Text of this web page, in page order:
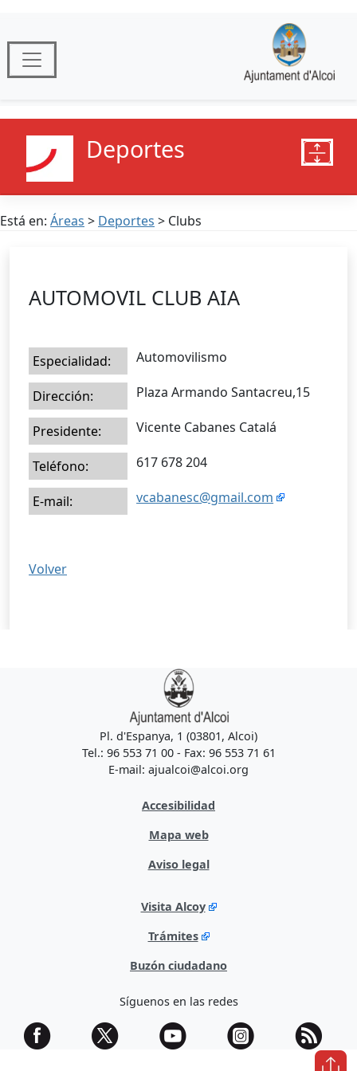
Deportes
Está en: Áreas > Deportes > Clubs
AUTOMOVIL CLUB AIA
Especialidad: Automovilismo
Dirección: Plaza Armando Santacreu,15
Presidente: Vicente Cabanes Catalá
Teléfono: 617 678 204
E-mail: vcabanesc@gmail.com
Volver
Pl. d'Espanya, 1 (03801, Alcoi)
Tel.: 96 553 71 00 - Fax: 96 553 71 61
E-mail: ajualcoi@alcoi.org
Accesibilidad
Mapa web
Aviso legal
Visita Alcoy
Trámites
Buzón ciudadano
Síguenos en las redes